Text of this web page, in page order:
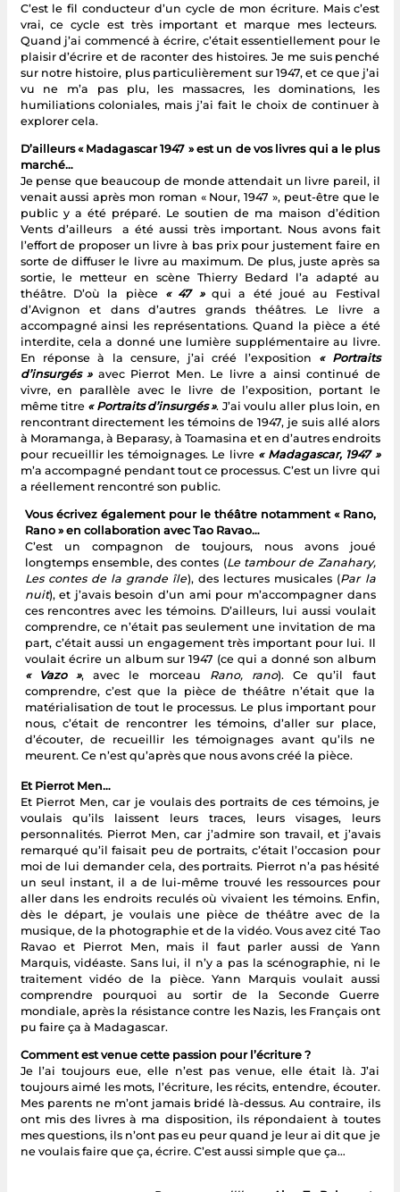
C’est le fil conducteur d’un cycle de mon écriture. Mais c’est
vrai, ce cycle est très important et marque mes lecteurs.
Quand j’ai commencé à écrire, c’était essentiellement pour le
plaisir d’écrire et de raconter des histoires. Je me suis penché
sur notre histoire, plus particulièrement sur 1947, et ce que j’ai
vu ne m’a pas plu, les massacres, les dominations, les
humiliations coloniales, mais j’ai fait le choix de continuer à
explorer cela.
D’ailleurs « Madagascar 1947 » est un de vos livres qui a le plus
marché…
Je pense que beaucoup de monde attendait un livre pareil, il
venait aussi après mon roman « Nour, 1947 », peut-être que le
public y a été préparé. Le soutien de ma maison d’édition
Vents d’ailleurs a été aussi très important. Nous avons fait
l’effort de proposer un livre à bas prix pour justement faire en
sorte de diffuser le livre au maximum. De plus, juste après sa
sortie, le metteur en scène Thierry Bedard l’a adapté au
théâtre. D’où la pièce « 47 »qui a été joué au Festival
d’Avignon et dans d’autres grands théâtres. Le livre a
accompagné ainsi les représentations. Quand la pièce a été
interdite, cela a donné une lumière supplémentaire au livre.
En réponse à la censure, j’ai créé l’exposition « Portraits
d’insurgés »avec Pierrot Men. Le livre a ainsi continué de
vivre, en parallèle avec le livre de l’exposition, portant le
même titre « Portraits d’insurgés ». J’ai voulu aller plus loin, en
rencontrant directement les témoins de 1947, je suis allé alors
à Moramanga, à Beparasy, à Toamasina et en d’autres endroits
pour recueillir les témoignages. Le livre « Madagascar, 1947 »
m’a accompagné pendant tout ce processus. C’est un livre qui
a réellement rencontré son public.
Vous écrivez également pour le théâtre notamment « Rano,
Rano » en collaboration avec Tao Ravao…
C’est un compagnon de toujours, nous avons joué
longtemps ensemble, des contes (Le tambour de Zanahary,
Les contes de la grande île), des lectures musicales (Par la
nuit), et j’avais besoin d’un ami pour m’accompagner dans
ces rencontres avec les témoins. D’ailleurs, lui aussi voulait
comprendre, ce n’était pas seulement une invitation de ma
part, c’était aussi un engagement très important pour lui. Il
voulait écrire un album sur 1947 (ce qui a donné son album
« Vazo », avec le morceau Rano, rano). Ce qu’il faut
comprendre, c’est que la pièce de théâtre n’était que la
matérialisation de tout le processus. Le plus important pour
nous, c’était de rencontrer les témoins, d’aller sur place,
d’écouter, de recueillir les témoignages avant qu’ils ne
meurent. Ce n’est qu’après que nous avons créé la pièce.
Et Pierrot Men…
Et Pierrot Men, car je voulais des portraits de ces témoins, je
voulais qu’ils laissent leurs traces, leurs visages, leurs
personnalités. Pierrot Men, car j’admire son travail, et j’avais
remarqué qu’il faisait peu de portraits, c’était l’occasion pour
moi de lui demander cela, des portraits. Pierrot n’a pas hésité
un seul instant, il a de lui-même trouvé les ressources pour
aller dans les endroits reculés où vivaient les témoins. Enfin,
dès le départ, je voulais une pièce de théâtre avec de la
musique, de la photographie et de la vidéo. Vous avez cité Tao
Ravao et Pierrot Men, mais il faut parler aussi de Yann
Marquis, vidéaste. Sans lui, il n’y a pas la scénographie, ni le
traitement vidéo de la pièce. Yann Marquis voulait aussi
comprendre pourquoi au sortir de la Seconde Guerre
mondiale, après la résistance contre les Nazis, les Français ont
pu faire ça à Madagascar.
Comment est venue cette passion pour l’écriture ?
Je l’ai toujours eue, elle n’est pas venue, elle était là. J’ai
toujours aimé les mots, l’écriture, les récits, entendre, écouter.
Mes parents ne m’ont jamais bridé là-dessus. Au contraire, ils
ont mis des livres à ma disposition, ils répondaient à toutes
mes questions, ils n’ont pas eu peur quand je leur ai dit que je
ne voulais faire que ça, écrire. C’est aussi simple que ça…